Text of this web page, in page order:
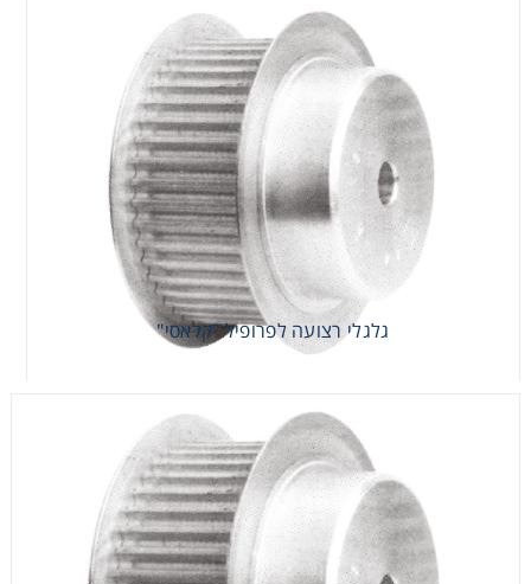
גלגלי רצועה לפרופיל "קלאסי"
גלגלי רצועה לפרופיל "קלאסי"